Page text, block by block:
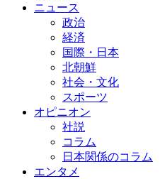
ニュース
政治
経済
国際・日本
北朝鮮
社会・文化
スポーツ
オピニオン
社説
コラム
日本関係のコラム
エンタメ